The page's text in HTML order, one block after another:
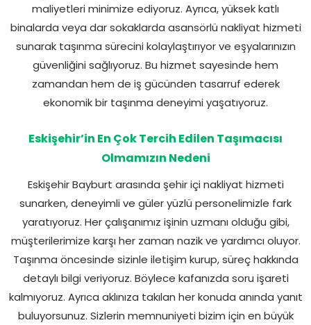
maliyetleri minimize ediyoruz. Ayrıca, yüksek katlı
binalarda veya dar sokaklarda asansörlü nakliyat hizmeti
sunarak taşınma sürecini kolaylaştırıyor ve eşyalarınızın
güvenliğini sağlıyoruz. Bu hizmet sayesinde hem
zamandan hem de iş gücünden tasarruf ederek
ekonomik bir taşınma deneyimi yaşatıyoruz.
Eskişehir’in En Çok Tercih Edilen Taşımacısı
Olmamızın Nedeni
Eskişehir Bayburt arasında şehir içi nakliyat hizmeti
sunarken, deneyimli ve güler yüzlü personelimizle fark
yaratıyoruz. Her çalışanımız işinin uzmanı olduğu gibi,
müşterilerimize karşı her zaman nazik ve yardımcı oluyor.
Taşınma öncesinde sizinle iletişim kurup, süreç hakkında
detaylı bilgi veriyoruz. Böylece kafanızda soru işareti
kalmıyoruz. Ayrıca aklınıza takılan her konuda anında yanıt
buluyorsunuz. Sizlerin memnuniyeti bizim için en büyük